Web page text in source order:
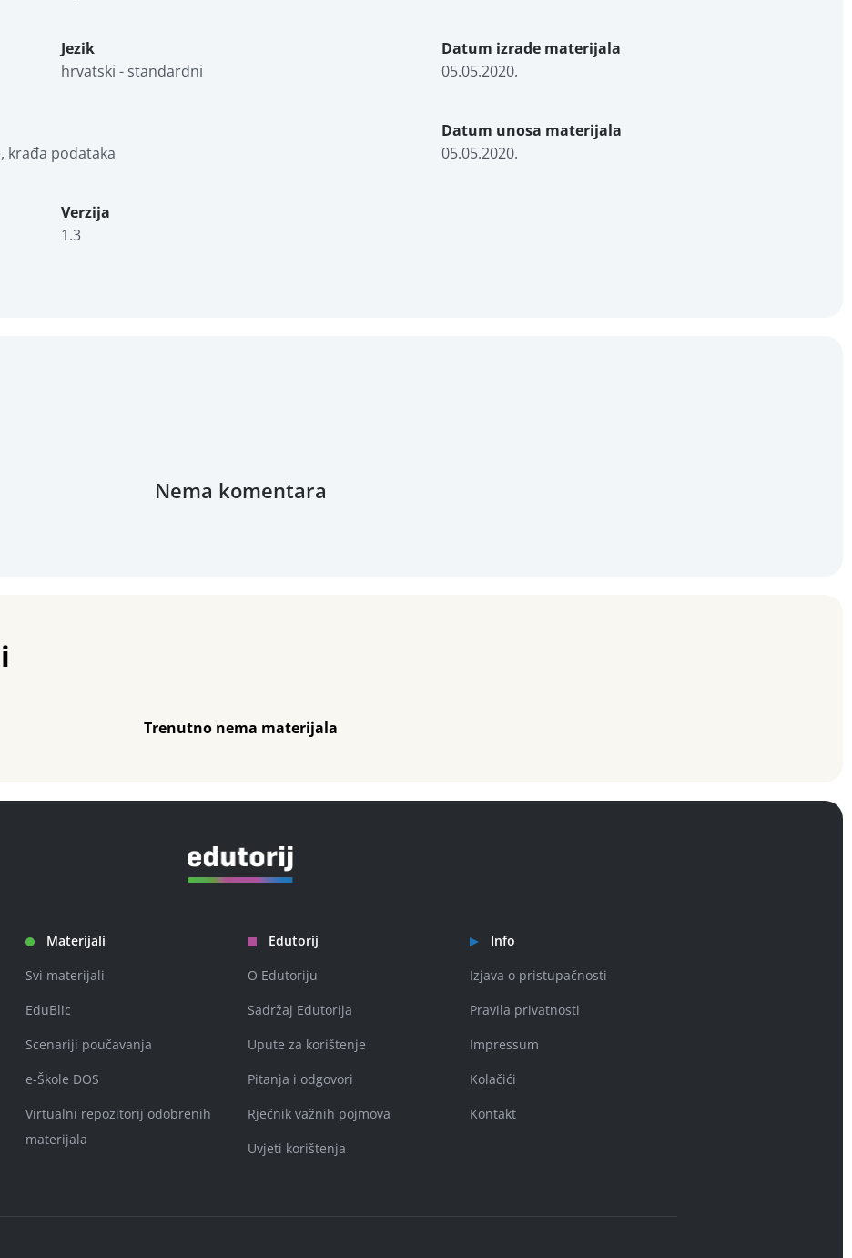
Jezik
hrvatski - standardni
Datum izrade materijala
05.05.2020.
krađa podataka
Datum unosa materijala
05.05.2020.
Verzija
1.3
Nema komentara
Trenutno nema materijala
Materijali
Svi materijali
EduBlic
Scenariji poučavanja
e-Škole DOS
Virtualni repozitorij odobrenih
materijala
Edutorij
O Edutoriju
Sadržaj Edutorija
Upute za korištenje
Pitanja i odgovori
Rječnik važnih pojmova
Uvjeti korištenja
Info
Izjava o pristupačnosti
Pravila privatnosti
Impressum
Kolačići
Kontakt